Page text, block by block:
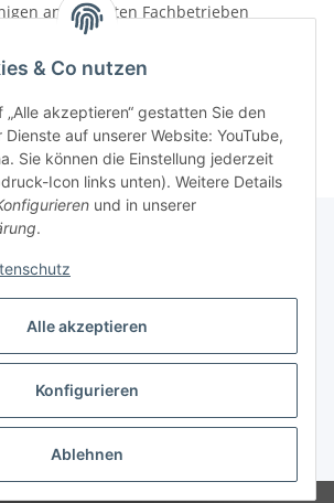
Alle akzeptieren
Konfigurieren
Ablehnen
& Co nutzen
„Alle akzeptieren“ gestatten Sie den
auf unserer Website: YouTube,
Sie können die Einstellung jederzeit
Icon links unten). Weitere Details
und in unserer
.
anerkannten Fachbetrieben
an:
uns eine eMail!
Vertrag widerrufen
USt., zzgl.Versand